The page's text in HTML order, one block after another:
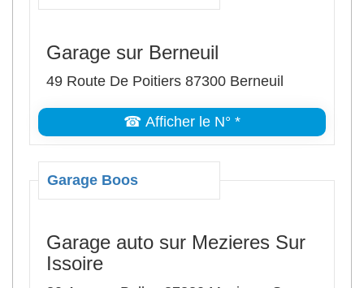
Garage sur Berneuil
49 Route De Poitiers 87300 Berneuil
☎ Afficher le N° *
Garage Boos
Garage auto sur Mezieres Sur
Issoire